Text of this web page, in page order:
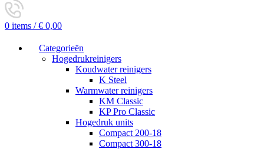
0 items / € 0,00
Categorieën
Hogedrukreinigers
Koudwater reinigers
K Steel
Warmwater reinigers
KM Classic
KP Pro Classic
Hogedruk units
Compact 200-18
Compact 300-18